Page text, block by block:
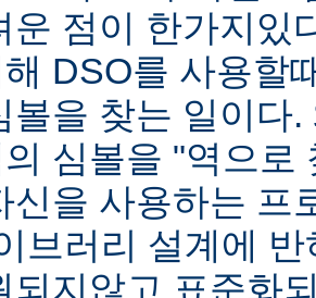
운 점이 한가지있
DSO를 사용할
볼을 찾는 일이다
의 심볼을 "역으로
신을 사용하는 프
브러리 설계에
되지않고 표준화